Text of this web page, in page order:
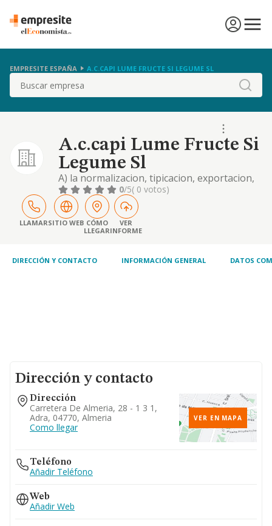
EMPRESITE ESPAÑA A.C.CAPI LUME FRUCTE SI LEGUME SL
Buscar
A.c.capi Lume Fructe Si
Legume Sl
A) la normalizacion, tipicacion, exportacion,
importacion y comercializacion en general
de frutas, verduras y hortalizas frescas,
refrigeradas o congeladas, asi como su
distribucion, almacenaje y transporte. b) la
compra
0/5( 0 votos)
LLAMARSITIO WEB CÓMO
LLEGAR
VER
INFORME
DIRECCIÓN Y CONTACTO INFORMACIÓN GENERAL DATOS
Dirección y contacto
Dirección
Carretera De Almeria, 28 - 1 3 1,
Adra, 04770, Almeria
Como llegar
VER EN MAPA
Teléfono
Añadir Teléfono
Web
Añadir Web